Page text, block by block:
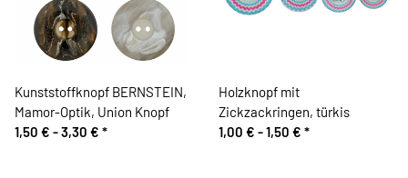
Kunststoffknopf BERNSTEIN,
Mamor-Optik, Union Knopf
1,50 € -3,30 € *
Holzknopf mit
Zickzackringen, türkis
1,00 € -1,50 € *